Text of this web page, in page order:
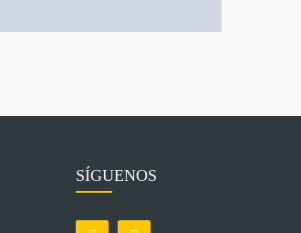
SÍGUENOS